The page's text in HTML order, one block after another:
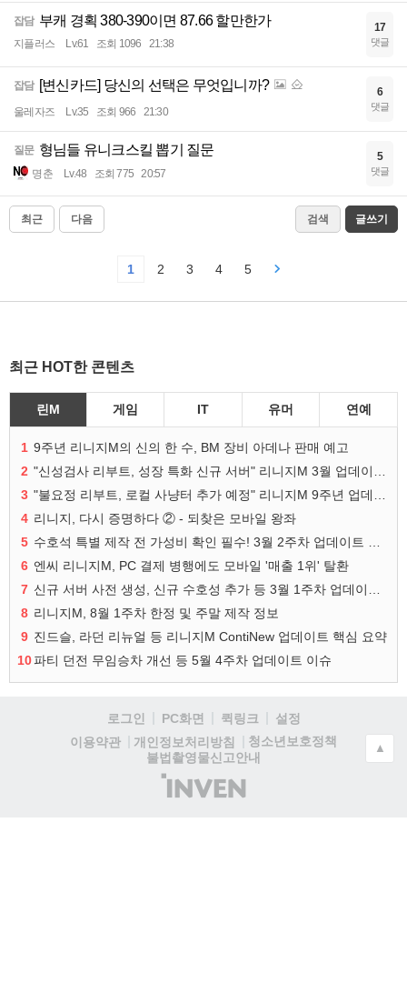
잡담 부캐 경획 380-390이면 87.66 할만한가
지플러스 Lv.61 조회 1096 21:38
17
댓글
잡담 [변신카드] 당신의 선택은 무엇입니까?
울레자즈 Lv.35 조회 966 21:30
6
댓글
질문 형님들 유니크스킬 뽑기 질문
명춘 Lv.48 조회 775 20:57
5
댓글
최근 다음 검색 글쓰기
1 2 3 4 5
최근 HOT한 콘텐츠
린M 게임 IT 유머 연예
1 9주년 리니지M의 신의 한 수, BM 장비 아데나 판매 예고
2
3
4 리니지, 다시 증명하다 ② - 되찾은 모바일 왕좌
5
6 엔씨 리니지M, PC 결제 병행에도 모바일 '매출 1위' 탈환
7
8 리니지M, 8월 1주차 한정 및 주말 제작 정보
9 진드슬, 라던 리뉴얼 등 리니지M ContiNew 업데이트 핵심 요약
10파티 던전 무임승차 개선 등 5월 4주차 업데이트 이슈
로그인 PC화면 퀵링크
설정
이용약관
개인정보처리방침
청소년보호정책
불법촬영물신고안내
(주)
인
▲